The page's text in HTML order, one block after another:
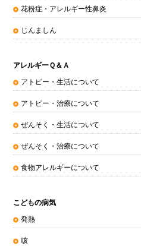
花粉症・アレルギー性鼻炎
じんましん
アレルギーＱ＆Ａ
アトピー・生活について
アトピー・治療について
ぜんそく・生活について
ぜんそく・治療について
食物アレルギーについて
こどもの病気
発熱
咳